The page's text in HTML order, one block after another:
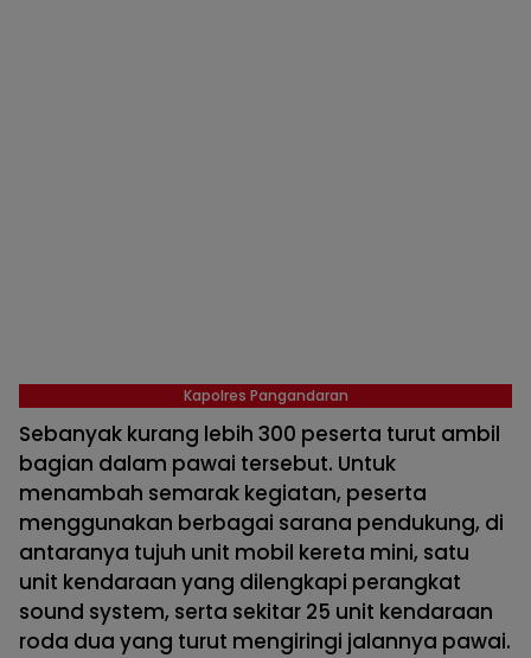
Kapolres Pangandaran
Sebanyak kurang lebih 300 peserta turut ambil
bagian dalam pawai tersebut. Untuk
menambah semarak kegiatan, peserta
menggunakan berbagai sarana pendukung, di
antaranya tujuh unit mobil kereta mini, satu
unit kendaraan yang dilengkapi perangkat
sound system, serta sekitar 25 unit kendaraan
roda dua yang turut mengiringi jalannya pawai.